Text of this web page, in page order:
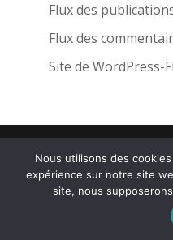
Flux des
Flux des
Site de WordPress-
Nous utilisons des
expérience sur notre site
site, nous